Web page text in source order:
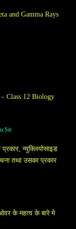
and Gamma Rays
– Class 12 Biology
Sir
न्युक्लियोसाइड
तथा उसका प्रकार
के महत्व के बारे मे